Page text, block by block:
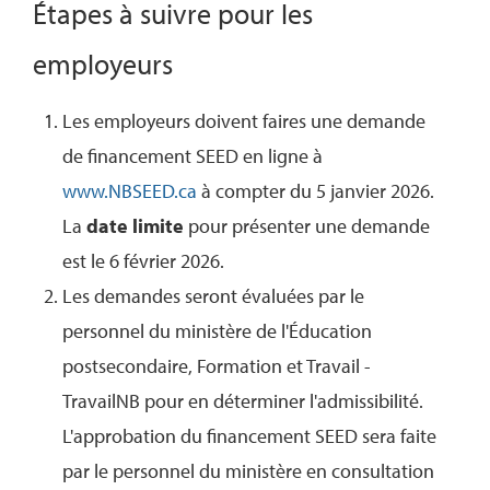
Étapes à suivre pour les
employeurs
Les employeurs doivent faires une demande
de financement SEED en ligne à
www.NBSEED.ca à compter du 5 janvier 2026.
La date limite pour présenter une demande
est le 6 février 2026.
Les demandes seront évaluées par le
personnel du ministère de l'Éducation
postsecondaire, Formation et Travail -
TravailNB pour en déterminer l'admissibilité.
L'approbation du financement SEED sera faite
par le personnel du ministère en consultation